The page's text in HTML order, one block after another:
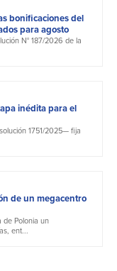
bonificaciones del
para agosto
N° 187/2026 de la
inédita para el
1751/2025— fija
de un megacentro
de Polonia un
ent...